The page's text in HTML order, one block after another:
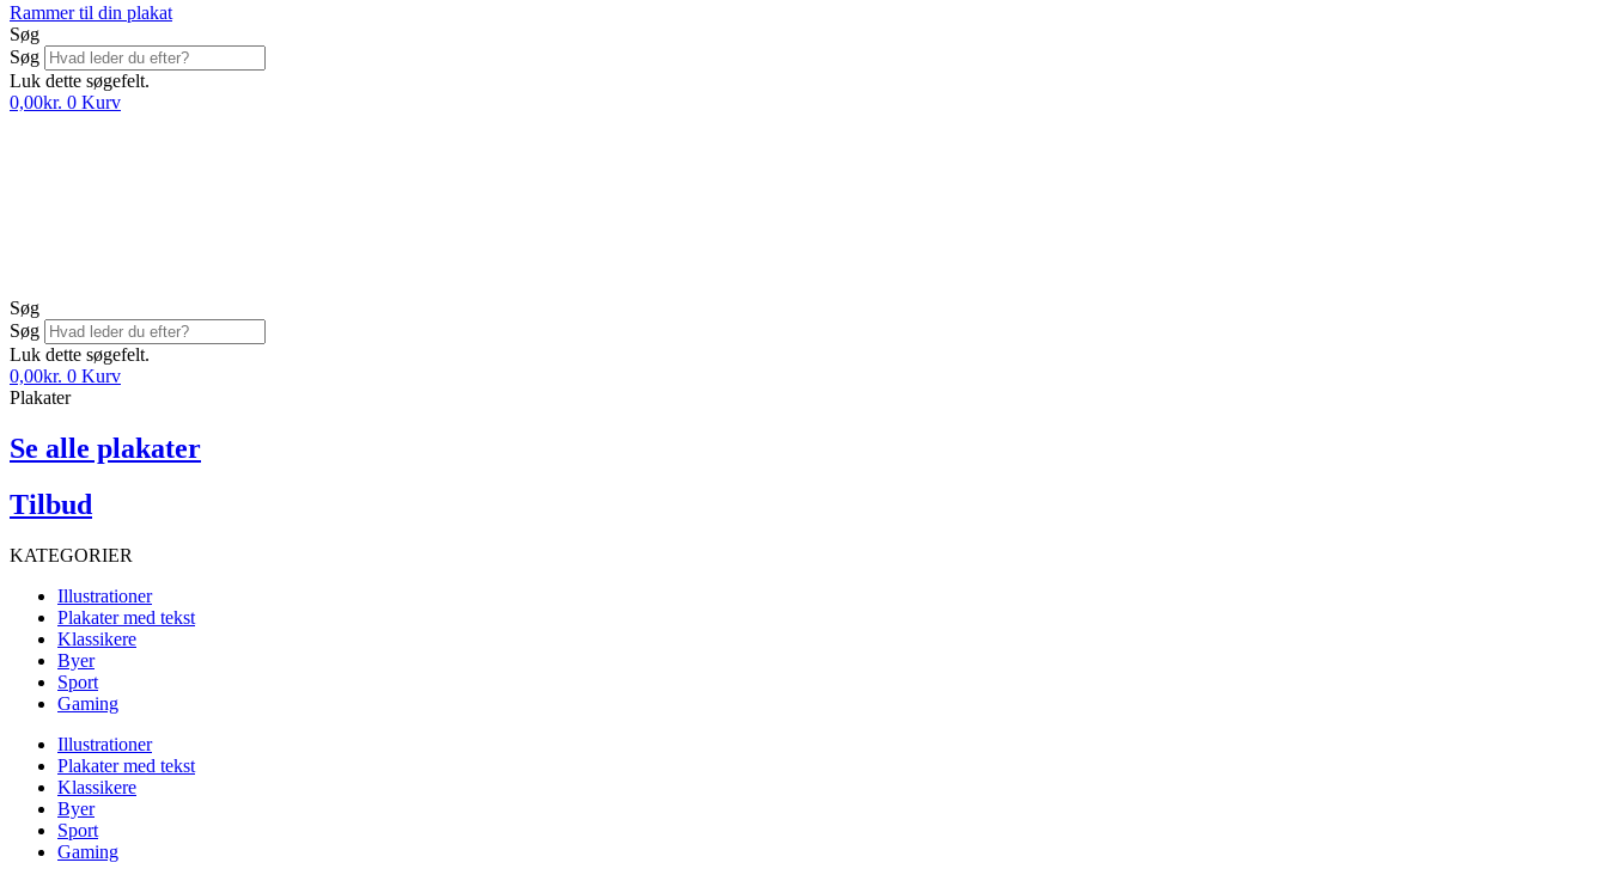
Rammer til din plakat
Søg
Søg
Luk dette søgefelt.
0,00kr. 0 Kurv
Søg
Søg
Luk dette søgefelt.
0,00kr. 0 Kurv
Plakater
Se alle plakater
Tilbud
KATEGORIER
Illustrationer
Plakater med tekst
Klassikere
Byer
Sport
Gaming
Illustrationer
Plakater med tekst
Klassikere
Byer
Sport
Gaming